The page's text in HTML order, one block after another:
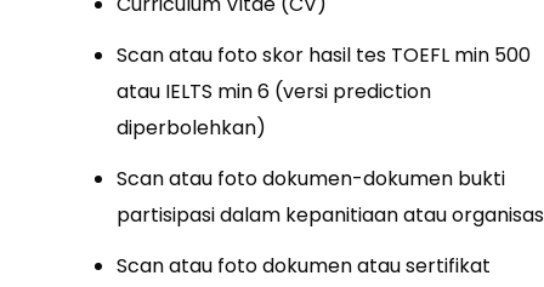
Scan atau foto skor hasil tes TOEFL min 500
atau IELTS min 6 (versi prediction
diperbolehkan)
Scan atau foto dokumen-dokumen bukti
partisipasi dalam kepanitiaan atau
Scan atau foto dokumen atau sertifikat